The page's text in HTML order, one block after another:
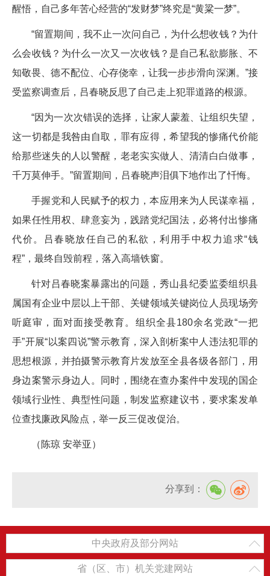
醒悟，自己多年苦心经营的“发财梦”终究是“黄粱一梦”。
“留置期间，我不止一次问自己，为什么想收钱？为什
么会收钱？为什么一次又一次收钱？是自己私欲膨胀、不
知敬畏、德不配位、心存侥幸，让我一步步滑向深渊。”接
受监察调查后，吕春晓反思了自己走上犯罪道路的根源。
“因为一次次错误的选择，让家人蒙羞、让组织失望，
这一切都是我咎由自取，罪有应得，希望我的惨痛代价能
给那些迷失的人以警醒，老老实实做人、清清白白做事，
千万莫伸手。”留置期间，吕春晓声泪俱下地作出了忏悔。
手握党和人民赋予的权力，本应用来为人民谋幸福，
如果任性用权、肆意妄为，践踏党纪国法，必将付出惨痛
代价。吕春晓放任自己的私欲，利用手中权力追求“钱
程”，最终自毁前程，落入高墙铁窗。
针对吕春晓案暴露出的问题，秀山县纪委监委组织县
属国有企业中层以上干部、关键领域关键岗位人员现场旁
听庭审，面对面接受教育。组织全县180余名党政“一把
手”开展“以案四说”警示教育，深入剖析案中人违法犯罪的
思想根源，并拍摄警示教育片发放至全县各级各部门，用
身边案警示身边人。同时，围绕在查办案件中发现的国企
领域行业性、典型性问题，制发监察建议书，要求案发单
位查找廉政风险点，举一反三促改促治。
（陈琼 安举亚）
分享到：
中央政府及部分网站
省（区、市）机关党建网站